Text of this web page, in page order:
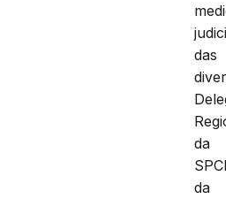
das
da
da